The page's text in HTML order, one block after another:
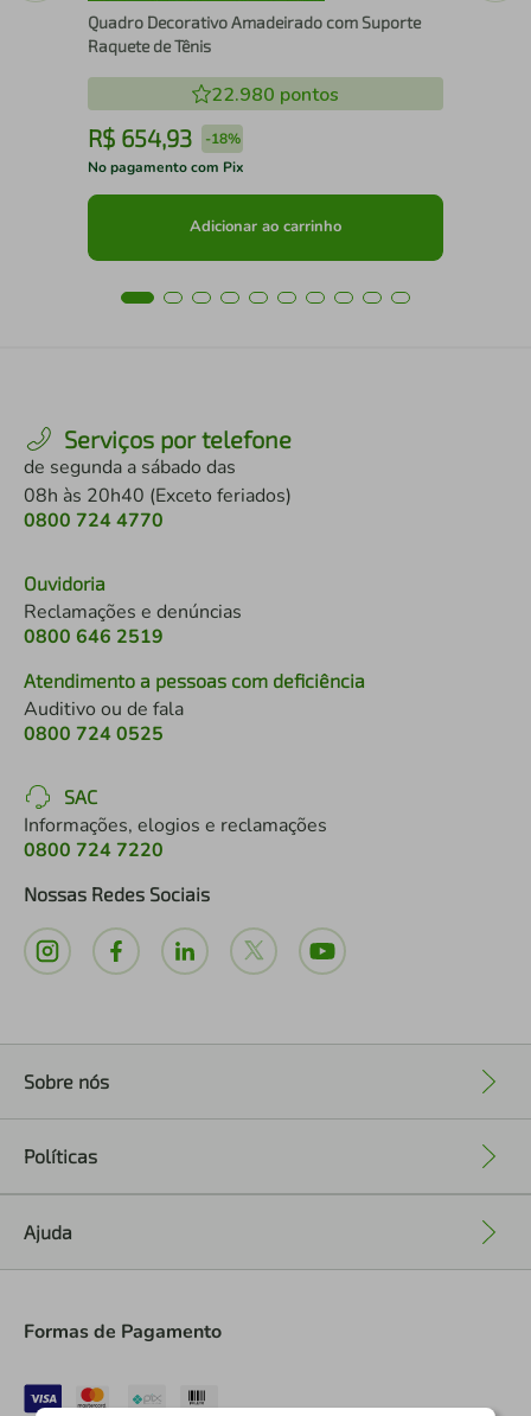
Quadro Decorativo Amadeirado com Suporte
Raquete de Tênis
22.980 pontos
R$ 654,93 -18%
No pagamento com Pix
Adicionar ao carrinho
Serviços por telefone
de segunda a sábado das
08h às 20h40 (Exceto feriados)
0800 724 4770
Ouvidoria
Reclamações e denúncias
0800 646 2519
Atendimento a pessoas com deficiência
Auditivo ou de fala
0800 724 0525
SAC
Informações, elogios e reclamações
0800 724 7220
Nossas Redes Sociais
Sobre nós
Políticas
Ajuda
Formas de Pagamento